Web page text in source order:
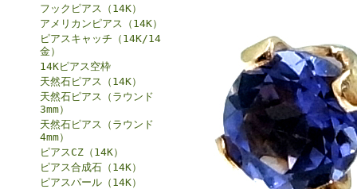
フックピアス（14K）
アメリカンピアス（14K）
ピアスキャッチ（14K/14
金）
14Kピアス空枠
天然石ピアス（14K）
天然石ピアス（ラウンド
3mm）
天然石ピアス（ラウンド
4mm）
ピアスCZ（14K）
ピアス合成石（14K）
ピアスパール（14K）